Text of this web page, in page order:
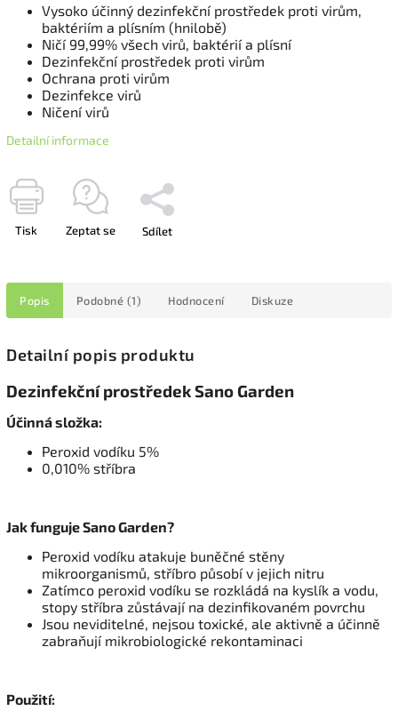
Vysoko účinný dezinfekční prostředek proti virům,
baktériím a plísním (hnilobě)
Ničí 99,99% všech virů, baktérií a plísní
Dezinfekční prostředek proti virům
Ochrana proti virům
Dezinfekce virů
Ničení virů
Detailní informace
Tisk Zeptat se Sdílet
Popis Podobné (1) Hodnocení Diskuze
Detailní popis produktu
Dezinfekční prostředek Sano Garden
Účinná složka:
Peroxid vodíku 5%
0,010% stříbra
Jak funguje Sano Garden?
Peroxid vodíku atakuje buněčné stěny
mikroorganismů, stříbro působí v jejich nitru
Zatímco peroxid vodíku se rozkládá na kyslík a vodu,
stopy stříbra zůstávají na dezinfikovaném povrchu
Jsou neviditelné, nejsou toxické, ale aktivně a účinně
zabraňují mikrobiologické rekontaminaci
Použití: